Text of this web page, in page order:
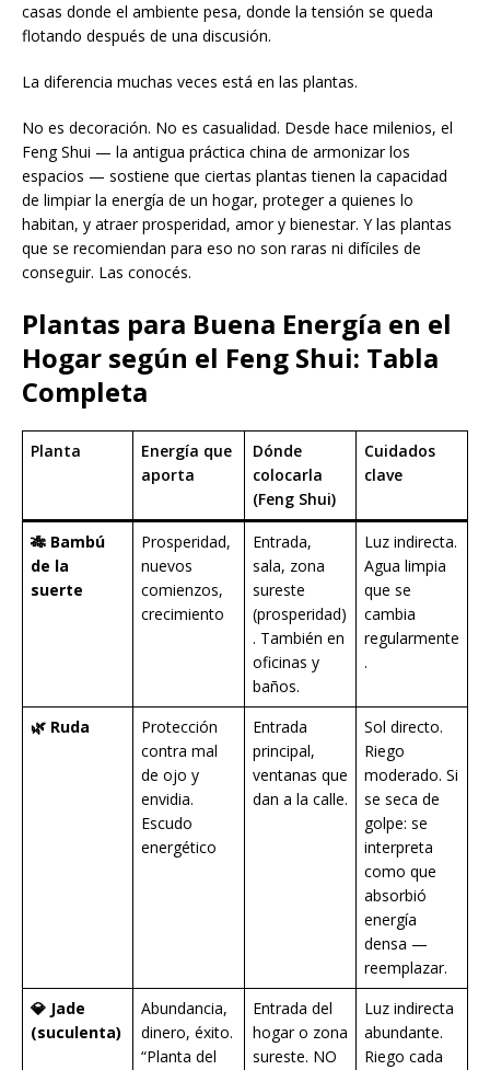
casas donde el ambiente pesa, donde la tensión se queda
flotando después de una discusión.
La diferencia muchas veces está en las plantas.
No es decoración. No es casualidad. Desde hace milenios, el
Feng Shui — la antigua práctica china de armonizar los
espacios — sostiene que ciertas plantas tienen la capacidad
de limpiar la energía de un hogar, proteger a quienes lo
habitan, y atraer prosperidad, amor y bienestar. Y las plantas
que se recomiendan para eso no son raras ni difíciles de
conseguir. Las conocés.
Plantas para Buena Energía en el
Hogar según el Feng Shui: Tabla
Completa
Planta
Energía que
aporta
Dónde
colocarla
(Feng Shui)
Cuidados
clave
🎋 Bambú
de la
suerte
Prosperidad,
nuevos
comienzos,
crecimiento
Entrada,
sala, zona
sureste
(prosperidad)
. También en
oficinas y
baños.
Luz indirecta.
Agua limpia
que se
cambia
regularmente
.
🌿 Ruda
Protección
contra mal
de ojo y
envidia.
Escudo
energético
Entrada
principal,
ventanas que
dan a la calle.
Sol directo.
Riego
moderado. Si
se seca de
golpe: se
interpreta
como que
absorbió
energía
densa —
reemplazar.
💎 Jade
(suculenta)
Abundancia,
dinero, éxito.
“Planta del
Entrada del
hogar o zona
sureste. NO
Luz indirecta
abundante.
Riego cada